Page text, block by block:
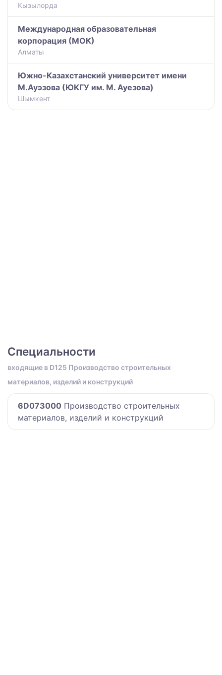
Кызылорда
Международная образовательная
корпорация (МОК)
Алматы
Южно-Казахстанский университет имени
М.Ауэзова (ЮКГУ им. М. Ауезова)
Шымкент
Специальности
входящие в D125 Производство строительных
материалов, изделий и конструкций
6D073000 Производство строительных
материалов, изделий и конструкций